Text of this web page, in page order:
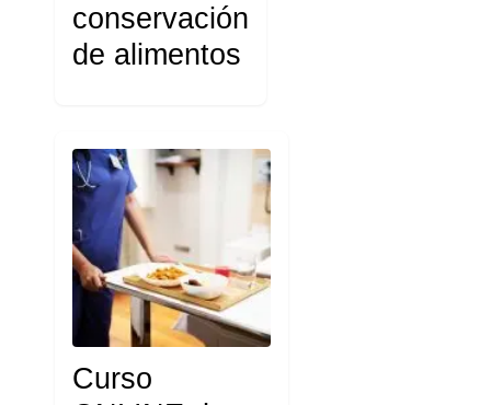
conservación
de alimentos
Curso